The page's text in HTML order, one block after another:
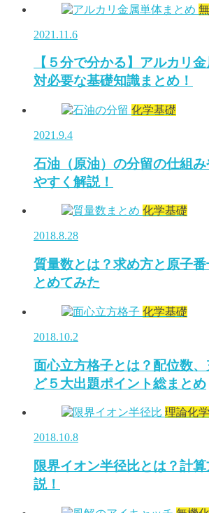
2021.11.6
【５分で分かる】アルカリ
対必要な基礎知識まとめ！
化学基礎
2021.9.4
石油（原油）の分留の仕組み
やすく解説！
化学基礎
2018.8.28
質量数とは？求め方と原子番
とめてみた
化学基礎
2018.10.2
面心立方格子とは？配位数
ど５大出題ポイント総まとめ
理論化学
2018.10.8
限界イオン半径比とは？計
説！